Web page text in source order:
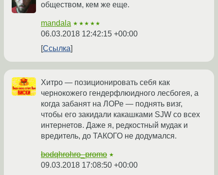
обществом, кем же еще.
mandala ★★★★★
06.03.2018 12:42:15 +00:00
Ссылка
Хитро — позиционировать себя как
чернокожего гендерфлюидного лесбогея, а
когда забанят на ЛОРе — поднять визг,
чтобы его закидали какашками SJW со всех
интернетов. Даже я, редкостный мудак и
вредитель, до ТАКОГО не додумался.
bodqhrohro_promo ★
09.03.2018 17:08:50 +00:00